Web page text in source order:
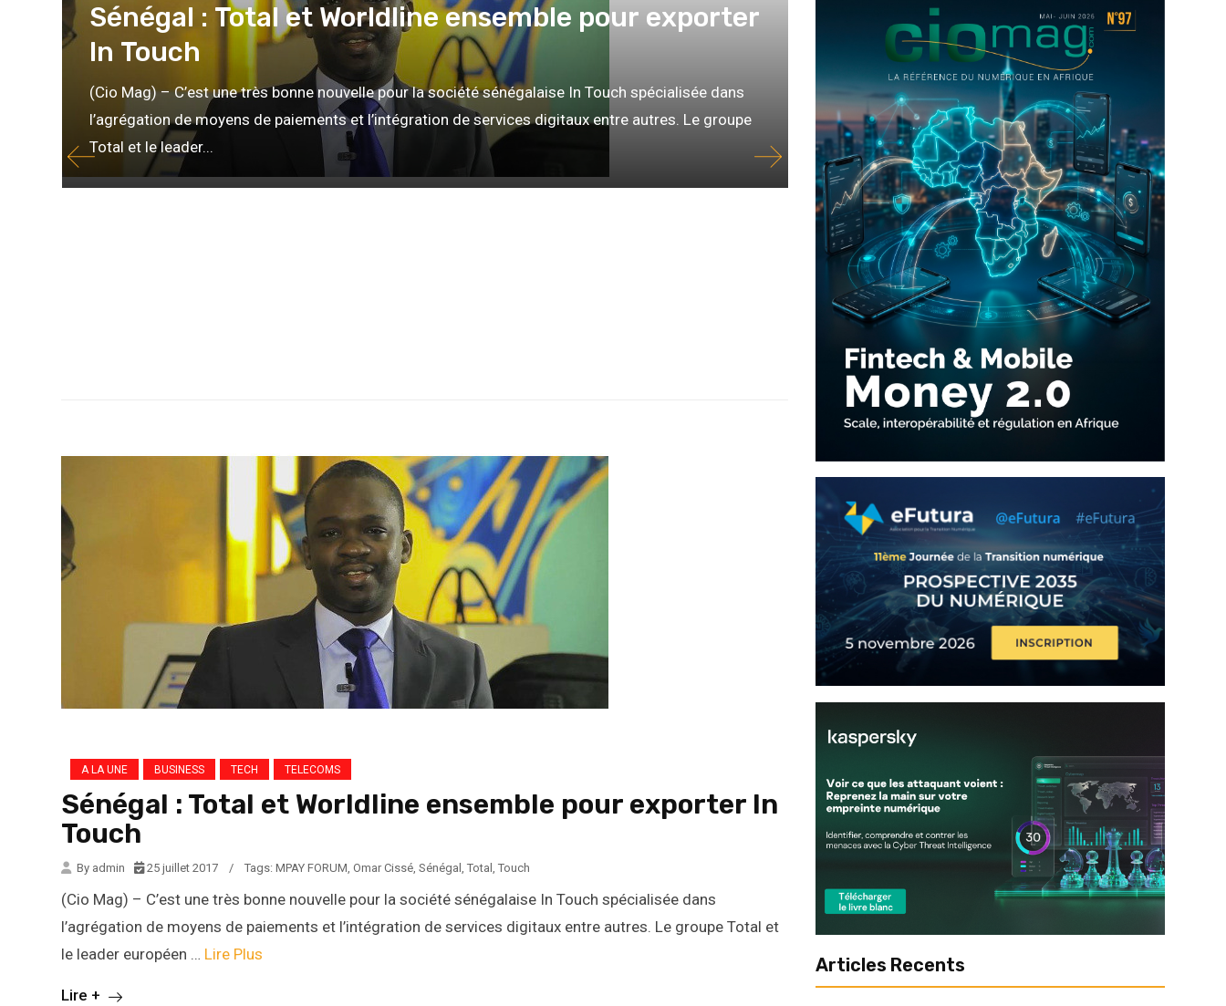
Sénégal : Total et Worldline ensemble pour exporter
In Touch
(Cio Mag) – C’est une très bonne nouvelle pour la société sénégalaise In Touch spécialisée dans
l’agrégation de moyens de paiements et l’intégration de services digitaux entre autres. Le groupe
Total et le leader...
24 juillet 2017 Admin
Affaire du piratage de CBAO
fermes contre les coupables
millions FCFA
(CIO Mag) – Le sort des personnes impliquées dans le
banque CBEAO Sénégal a été scellé vendredi dernier au
instance de Ouagadougou a...
A LA UNE BUSINESS TECH TELECOMS
Sénégal : Total et Worldline ensemble pour exporter In
Touch
By admin 25 juillet 2017 / Tags: MPAY FORUM, Omar Cissé, Sénégal , Total , Touch
(Cio Mag) – C’est une très bonne nouvelle pour la société sénégalaise In Touch spécialisée dans
l’agrégation de moyens de paiements et l’intégration de services digitaux entre autres. Le groupe Total et
le leader européen … Lire Plus
Lire +
Articles Recents